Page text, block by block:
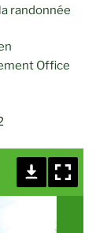
randonnée
Office